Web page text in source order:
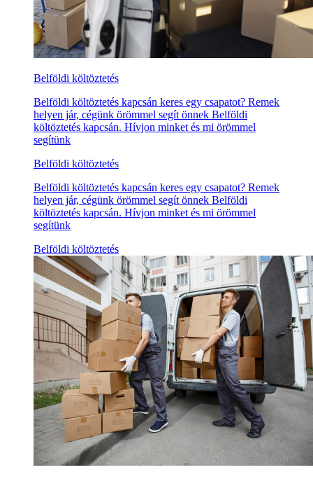
Belföldi költöztetés
Belföldi költöztetés kapcsán keres egy csapatot? Remek
helyen jár, cégünk örömmel segít önnek Belföldi
költöztetés kapcsán. Hívjon minket és mi örömmel
segítünk
Belföldi költöztetés
Belföldi költöztetés kapcsán keres egy csapatot? Remek
helyen jár, cégünk örömmel segít önnek Belföldi
költöztetés kapcsán. Hívjon minket és mi örömmel
segítünk
Belföldi költöztetés